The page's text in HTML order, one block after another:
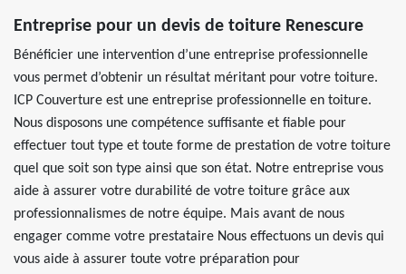
Entreprise pour un devis de toiture Renescure
Bénéficier une intervention d’une entreprise professionnelle
vous permet d’obtenir un résultat méritant pour votre toiture.
ICP Couverture est une entreprise professionnelle en toiture.
Nous disposons une compétence suffisante et fiable pour
effectuer tout type et toute forme de prestation de votre toiture
quel que soit son type ainsi que son état. Notre entreprise vous
aide à assurer votre durabilité de votre toiture grâce aux
professionnalismes de notre équipe. Mais avant de nous
engager comme votre prestataire Nous effectuons un devis qui
vous aide à assurer toute votre préparation pour